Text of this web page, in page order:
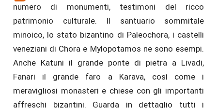
numero di monumenti, testimoni del ricco
patrimonio culturale. Il santuario sommitale
minoico, lo stato bizantino di Paleochora, i castelli
veneziani di Chora e Mylopotamos ne sono esempi.
Anche Katuni il grande ponte di pietra a Livadi,
Fanari il grande faro a Karava, così come i
meravigliosi monasteri e chiese con gli importanti
affreschi bizantini. Guarda in dettaglio tutti i